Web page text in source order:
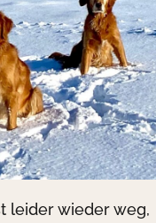
leider wieder weg,